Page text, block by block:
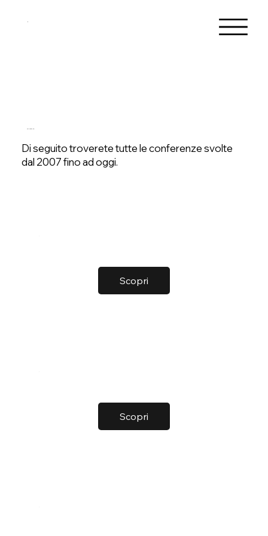
Di seguito troverete tutte le conferenze svolte
dal 2007 fino ad oggi.
Scopri
Scopri